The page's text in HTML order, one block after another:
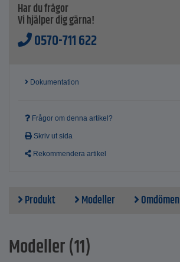
Har du frågor
Vi hjälper dig gärna!
0570-711 622
Dokumentation
Frågor om denna artikel?
Skriv ut sida
Rekommendera artikel
Produkt Modeller Omdömen
Modeller (11)